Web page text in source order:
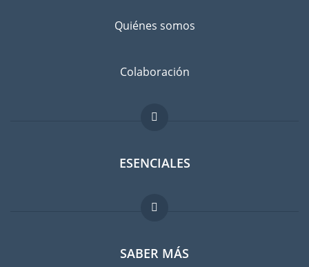
de llevarlas con usted?
No existe el riesgo cero. Suscribir un seguro contra daños
Quiénes somos
Colaboración
ESENCIALES
Foro para expatriados
Guia para expatriados
SABER MÁS